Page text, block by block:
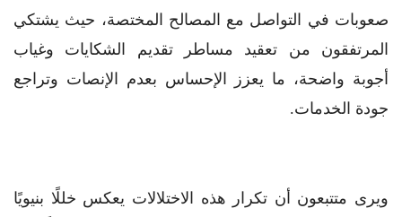
صعوبات في التواصل مع المصالح المختصة، حيث يشتكي
المرتفقون من تعقيد مساطر تقديم الشكايات وغياب
أجوبة واضحة، ما يعزز الإحساس بعدم الإنصات وتراجع
جودة الخدمات.
ويرى متتبعون أن تكرار هذه الاختلالات يعكس خللًا بنيويًا